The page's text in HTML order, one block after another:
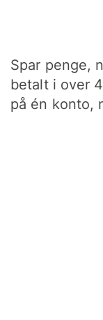
Spar penge,
betalt i over
på én konto,